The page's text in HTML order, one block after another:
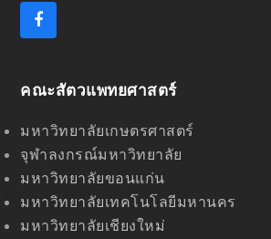
F
a
b
o
k
คณะสัตวแพทยศาสตร์
มหาวิทยาลัยเกษตรศาสตร์
จุฬาลงกรณ์มหาวิทยาลัย
มหาวิทยาลัยขอนแก่น
มหาวิทยาลัยเทคโนโลยีมหานคร
มหาวิทยาลัยเชียงใหม่